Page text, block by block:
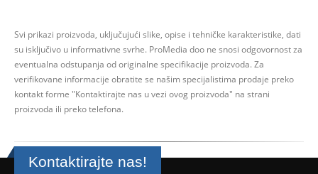
Svi prikazi proizvoda, uključujući slike, opise i tehničke karakteristike, dati
su isključivo u informativne svrhe. ProMedia doo ne snosi odgovornost za
eventualna odstupanja od originalne specifikacije proizvoda. Za
verifikovane informacije obratite se našim specijalistima prodaje preko
kontakt forme "Kontaktirajte nas u vezi ovog proizvoda" na strani
proizvoda ili preko telefona.
Kontaktirajte nas!